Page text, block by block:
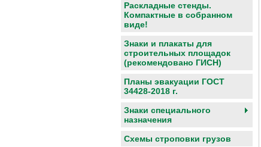
Раскладные стенды.
Компактные в собранном
виде!
Знаки и плакаты для
строительных площадок
(рекомендовано ГИСН)
Планы эвакуации ГОСТ
34428-2018 г.
Знаки специального
назначения
Схемы строповки грузов